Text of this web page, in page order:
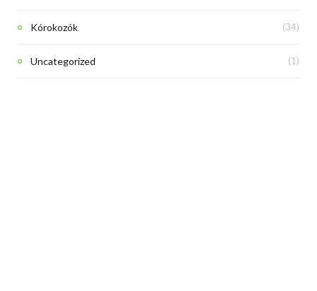
Kórokozók (34)
Uncategorized (1)